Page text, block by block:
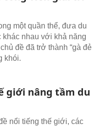
một quần thể, đưa du
nhau với khả năng
đề đã trở thành “gà đẻ
khói.
giới nâng tầm du
nổi tiếng thế giới, các